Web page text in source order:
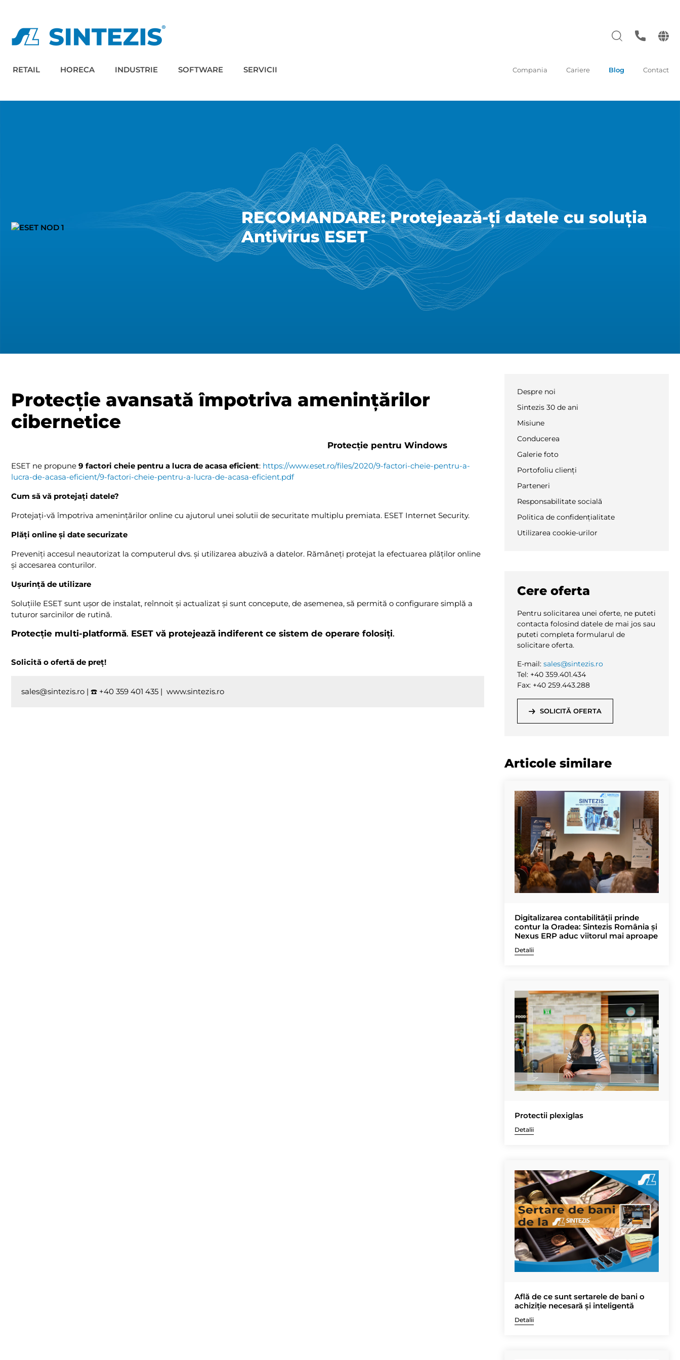
RETAIL HORECA INDUSTRIE SOFTWARE SERVICII Compania Cariere Blog Contact
RECOMANDARE: Protejează-ți datele cu soluția
Antivirus ESET
Protecție avansată împotriva amenințărilor
cibernetice
Protecție pentru Windows
ESET ne propune 9 factori cheie pentru a lucra de acasa eficient: https://www.eset.ro/files/2020/9-factori-cheie-pentru-a-
lucra-de-acasa-eficient/9-factori-cheie-pentru-a-lucra-de-acasa-eficient.pdf
Cum să vă protejați datele?
Protejați-vă împotriva amenințărilor online cu ajutorul unei solutii de securitate multiplu premiata. ESET Internet Security.
Plăți online și date securizate
Preveniți accesul neautorizat la computerul dvs. și utilizarea abuzivă a datelor. Rămâneți protejat la efectuarea plăților online
și accesarea conturilor.
Ușurință de utilizare
Soluțiile ESET sunt ușor de instalat, reînnoit și actualizat și sunt concepute, de asemenea, să permită o configurare simplă a
tuturor sarcinilor de rutină.
Protecție multi-platformă. ESET vă protejează indiferent ce sistem de operare folosiți.
Solicită o ofertă de preț!
sales@sintezis.ro | ☎️ +40 359 401 435 | www.sintezis.ro
Despre noi
Sintezis 30 de ani
Misiune
Conducerea
Galerie foto
Portofoliu clienți
Parteneri
Responsabilitate socială
Politica de confidențialitate
Utilizarea cookie-urilor
Cere oferta
Pentru solicitarea unei oferte, ne puteti
contacta folosind datele de mai jos sau
puteti completa formularul de
solicitare oferta.
E-mail: sales@sintezis.ro
Tel: +40 359.401.434
Fax: +40 259.443.288
SOLICITĂ OFERTA
Articole similare
Digitalizarea contabilității prinde
contur la Oradea: Sintezis România și
Nexus ERP aduc viitorul mai aproape
Detalii
Protectii plexiglas
Detalii
Află de ce sunt sertarele de bani o
achiziție necesară și inteligentă
Detalii